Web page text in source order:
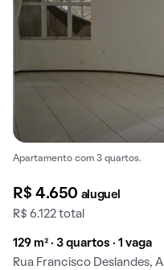
Apartamento com 3 quartos.
R$ 4.650 aluguel
R$ 6.122 total
129 m² · 3 quartos · 1 vaga
Rua Francisco Deslandes,